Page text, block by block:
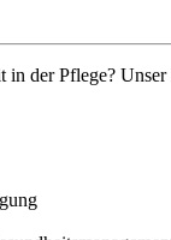
in der Pflege? Unser